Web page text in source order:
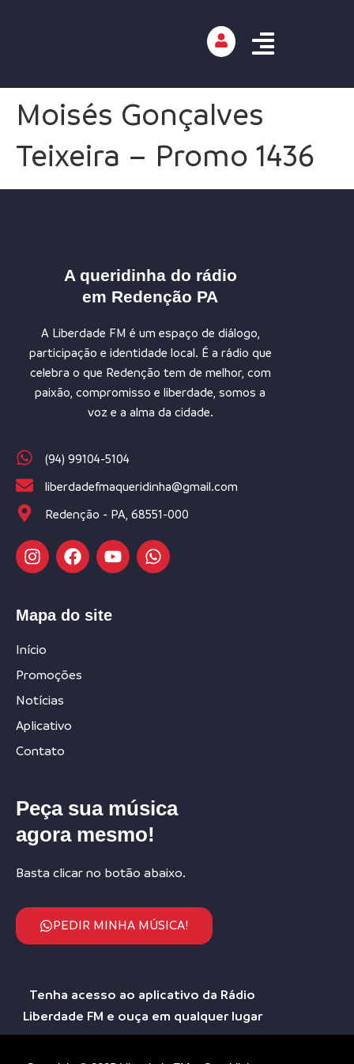
Moisés Gonçalves
Teixeira – Promo 1436
A queridinha do rádio
em Redenção PA
A Liberdade FM é um espaço de diálogo,
participação e identidade local. É a rádio que
celebra o que Redenção tem de melhor, com
paixão, compromisso e liberdade, somos a
voz e a alma da cidade.
(94) 99104-5104
liberdadefmaqueridinha@gmail.com
Redenção - PA, 68551-000
Mapa do site
Início
Promoções
Notícias
Aplicativo
Contato
Peça sua música
agora mesmo!
Basta clicar no botão abaixo.
PEDIR MINHA MÚSICA!
Tenha acesso ao aplicativo da Rádio
Liberdade FM e ouça em qualquer lugar